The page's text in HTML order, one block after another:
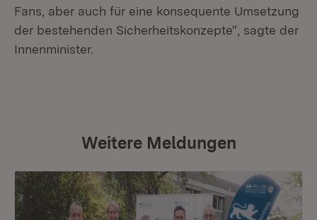
Fans, aber auch für eine konsequente Umsetzung
der bestehenden Sicherheitskonzepte“, sagte der
Innenminister.
Weitere Meldungen